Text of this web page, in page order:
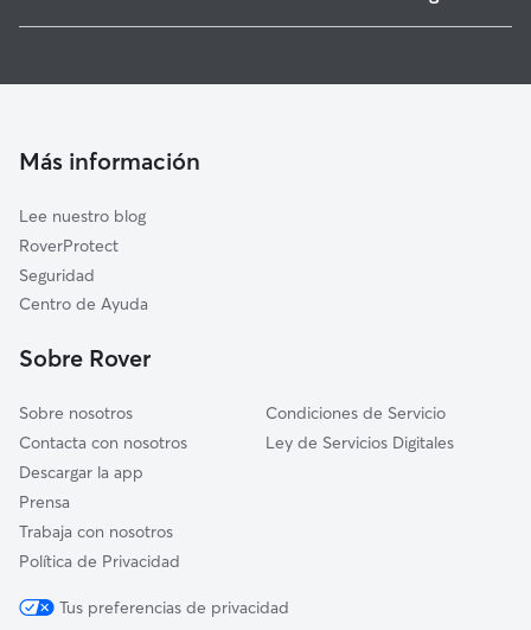
Bueu
Gondomar
Mos
Pazos de Borbén
Vilaboa
Baiona
Cuidadores a domicilio en Vigo
Más información
Lee nuestro blog
RoverProtect
Seguridad
Centro de Ayuda
Sobre Rover
Sobre nosotros
Contacta con nosotros
Descargar la app
Prensa
Trabaja con nosotros
Política de Privacidad
Condiciones de Servicio
Ley de Servicios Digitales
Tus preferencias de privacidad